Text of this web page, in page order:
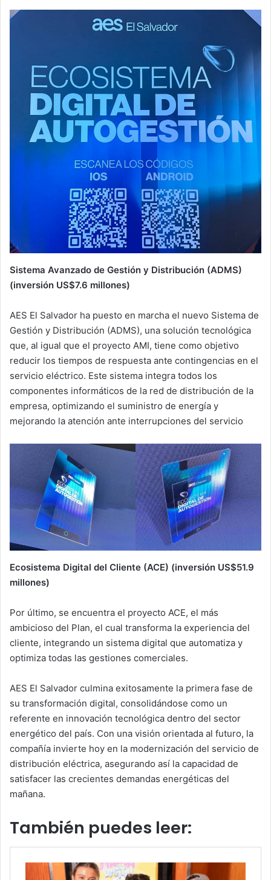
Sistema Avanzado de Gestión y Distribución (ADMS)
(inversión US$7.6 millones)
AES El Salvador ha puesto en marcha el nuevo Sistema de
Gestión y Distribución (ADMS), una solución tecnológica
que, al igual que el proyecto AMI, tiene como objetivo
reducir los tiempos de respuesta ante contingencias en el
servicio eléctrico. Este sistema integra todos los
componentes informáticos de la red de distribución de la
empresa, optimizando el suministro de energía y
mejorando la atención ante interrupciones del servicio
Ecosistema Digital del Cliente (ACE) (inversión US$51.9
millones)
Por último, se encuentra el proyecto ACE, el más
ambicioso del Plan, el cual transforma la experiencia del
cliente, integrando un sistema digital que automatiza y
optimiza todas las gestiones comerciales.
AES El Salvador culmina exitosamente la primera fase de
su transformación digital, consolidándose como un
referente en innovación tecnológica dentro del sector
energético del país. Con una visión orientada al futuro, la
compañía invierte hoy en la modernización del servicio de
distribución eléctrica, asegurando así la capacidad de
satisfacer las crecientes demandas energéticas del
mañana.
También puedes leer: